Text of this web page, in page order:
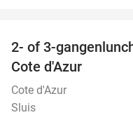
2- of 3-
Cote d'Azur
Cote d'Azur
Sluis